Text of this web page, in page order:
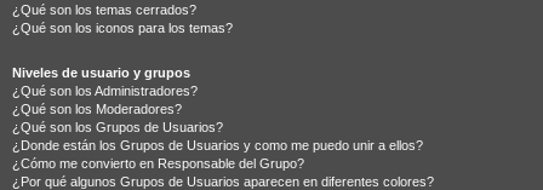
¿Qué son los temas cerrados?
¿Qué son los iconos para los temas?
Niveles de usuario y grupos
¿Qué son los Administradores?
¿Qué son los Moderadores?
¿Qué son los Grupos de Usuarios?
¿Donde están los Grupos de Usuarios y como me puedo unir a ellos?
¿Cómo me convierto en Responsable del Grupo?
¿Por qué algunos Grupos de Usuarios aparecen en diferentes colores?